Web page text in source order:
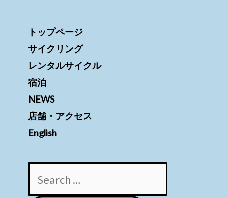
トップページ
サイクリング
レンタルサイクル
宿泊
NEWS
店舗・アクセス
English